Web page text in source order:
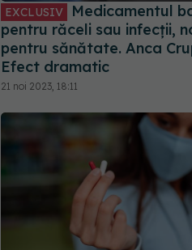
EXCLUSIV
Medicamentul
pentru răceli sau infecții,
pentru sănătate. Anca
Efect dramatic
21 noi 2023, 18:11